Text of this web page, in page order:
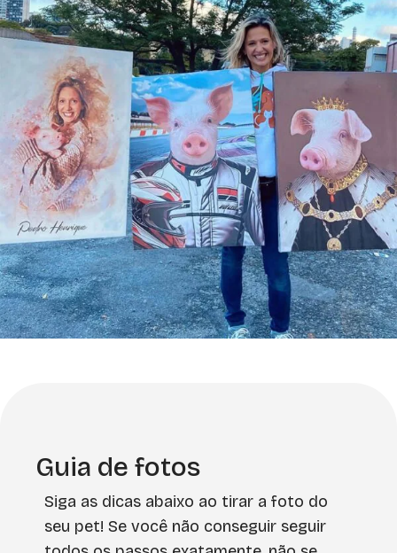
Guia de fotos
Siga as dicas abaixo ao tirar a foto do
seu pet! Se você não conseguir seguir